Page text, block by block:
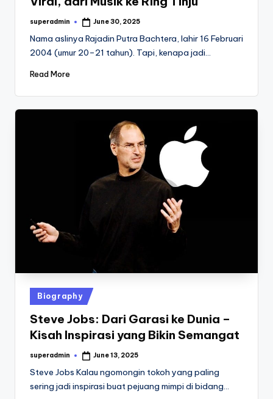
Posted
superadmin June 30, 2025
Nama aslinya Rajadin Putra Bachtera, lahir 16 Februari
2004 (umur 20–21 tahun). Tapi, kenapa jadi…
Read More
Posted
in
Biography
Steve Jobs: Dari Garasi ke Dunia –
Kisah Inspirasi yang Bikin Semangat
Posted
superadmin June 13, 2025
Steve Jobs Kalau ngomongin tokoh yang paling
sering jadi inspirasi buat pejuang mimpi di bidang…